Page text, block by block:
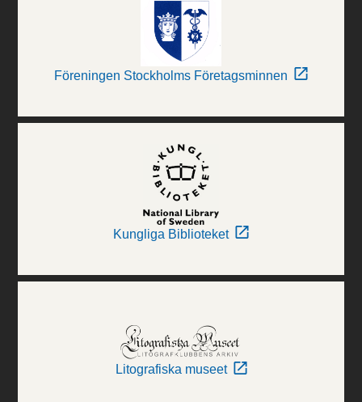
Föreningen Stockholms Företagsminnen
Kungliga Biblioteket
Litografiska museet